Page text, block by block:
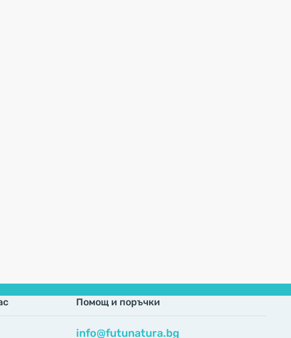
Помощ и поръчки
info@futunatura.bg